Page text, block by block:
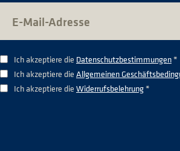
Ich akzeptiere die Datenschutzbestimmungen*
Ich akzeptiere die Allgemeinen
Ich akzeptiere die Widerrufsbelehrung*